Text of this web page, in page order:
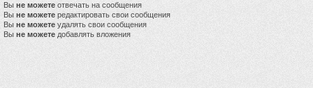
Вы не можете отвечать на сообщения
Вы не можете редактировать свои сообщения
Вы не можете удалять свои сообщения
Вы не можете добавлять вложения